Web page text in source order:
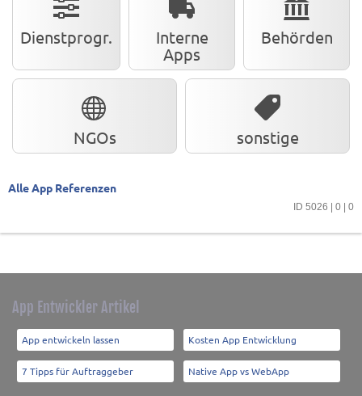
Dienstprogr.
Interne
Apps
Behörden
NGOs sonstige
Alle App Referenzen
ID 5026 | 0 | 0
App Entwickler Artikel
App entwickeln lassen Kosten App Entwicklung
7 Tipps für Auftraggeber Native App vs WebApp